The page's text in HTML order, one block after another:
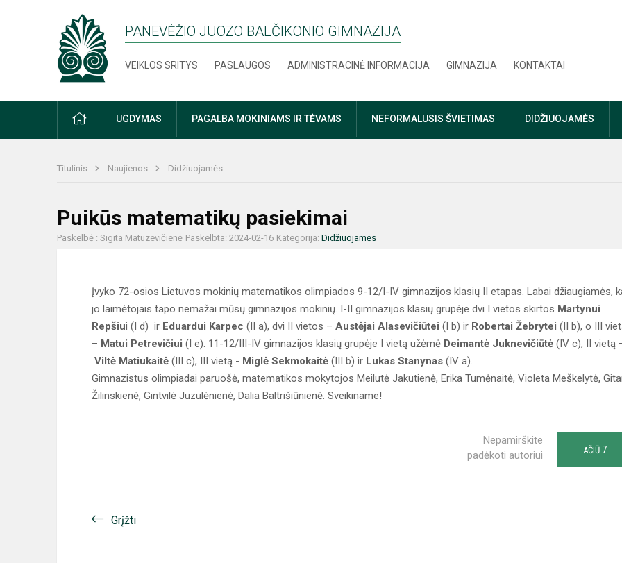
PANEVĖŽIO JUOZO BALČIKONIO GIMNAZIJA
VEIKLOS SRITYS PASLAUGOS ADMINISTRACINĖ INFORMACIJA GIMNAZIJA KONTAKTAI
PRADŽIAUGDYMAS PAGALBA MOKINIAMS IR TĖVAMS NEFORMALUSIS ŠVIETIMAS DIDŽIUOJAMĖS
Titulinis Naujienos Didžiuojamės
Puikūs matematikų pasiekimai
Paskelbė : Sigita Matuzevičienė Paskelbta: 2024-02-16 Kategorija: Didžiuojamės
Įvyko 72-osios Lietuvos mokinių matematikos olimpiados 9-12/I-IV gimnazijos klasių II etapas. Labai džiaugiamės,
jo laimėtojais tapo nemažai mūsų gimnazijos mokinių. I-II gimnazijos klasių grupėje dvi I vietos skirtos Martynui
Repšiui (I d) ir Eduardui Karpec (II a), dvi II vietos – Austėjai Alasevičiūtei (I b) ir Robertai Žebrytei (II b), o III
– Matui Petrevičiui (I e). 11-12/III-IV gimnazijos klasių grupėje I vietą užėmė Deimantė Juknevičiūtė (IV c), II vietą
Viltė Matiukaitė (III c), III vietą - Miglė Sekmokaitė (III b) ir Lukas Stanynas (IV a).
Gimnazistus olimpiadai paruošė, matematikos mokytojos Meilutė Jakutienė, Erika Tumėnaitė, Violeta Meškelytė,
Žilinskienė, Gintvilė Juzulėnienė, Dalia Baltrišiūnienė. Sveikiname!
Nepamirškite
padėkoti autoriui
AČIŪ 7
Grįžti